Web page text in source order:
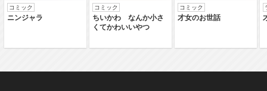
コミック
ニンジャラ
コミック
ちいかわ なんか小さ
くてかわいいやつ
コミック
才女のお世話